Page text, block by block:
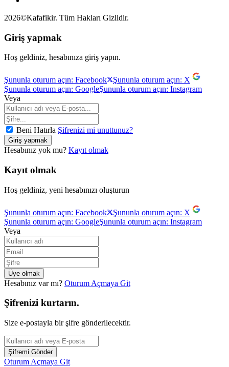
2026©Kafafikir. Tüm Hakları Gizlidir.
Giriş yapmak
Hoş geldiniz, hesabınıza giriş yapın.
Şununla oturum açın: Facebook
Şununla oturum açın: X
Şununla oturum açın: GoogleŞununla oturum açın: Instagram
Veya
Beni Hatırla Şifrenizi mi unuttunuz?
Hesabınız yok mu? Kayıt olmak
Kayıt olmak
Hoş geldiniz, yeni hesabınızı oluşturun
Şununla oturum açın: Facebook
Şununla oturum açın: X
Şununla oturum açın: GoogleŞununla oturum açın: Instagram
Veya
Hesabınız var mı? Oturum Açmaya Git
Şifrenizi kurtarın.
Size e-postayla bir şifre gönderilecektir.
Oturum Açmaya Git